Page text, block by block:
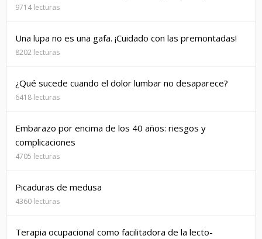
9714 lecturas
Una lupa no es una gafa. ¡Cuidado con las premontadas!
8202 lecturas
¿Qué sucede cuando el dolor lumbar no desaparece?
6418 lecturas
Embarazo por encima de los 40 años: riesgos y
complicaciones
4705 lecturas
Picaduras de medusa
4360 lecturas
Terapia ocupacional como facilitadora de la lecto-